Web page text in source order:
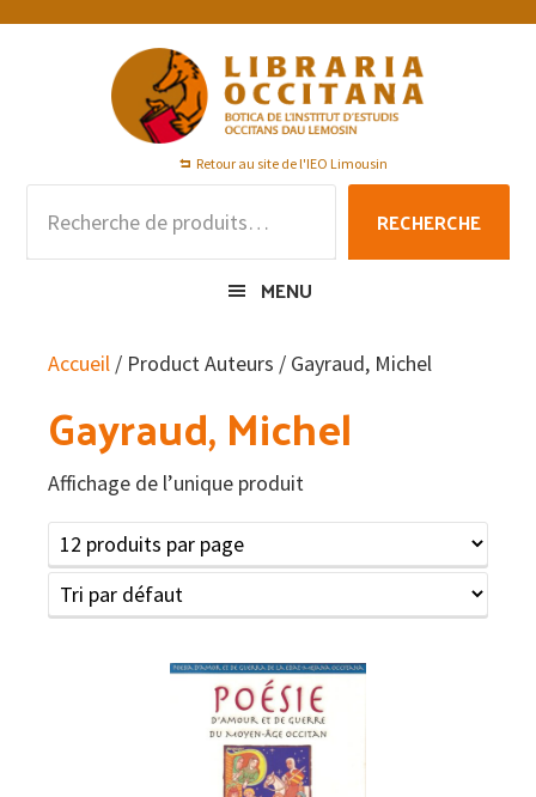
Passer
Passer
Passer
Retour au site de l'IEO Limousin
pour :
RECHERCHE
MENU
Accueil / Product Auteurs / Gayraud, Michel
Gayraud, Michel
Affichage de l’unique produit